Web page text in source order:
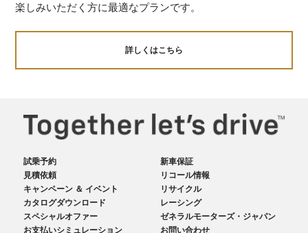
楽しみいただく方に最適なプランです。
詳しくはこちら